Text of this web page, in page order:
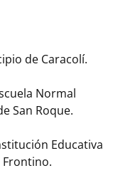
de Caracolí.
Normal
San Roque.
Educativa